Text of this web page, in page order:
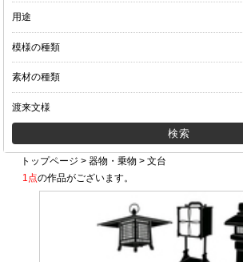
用途
模様の種類
素材の種類
渡来文様
トップページ >器物・乗物 >文台
1点の作品がございます。